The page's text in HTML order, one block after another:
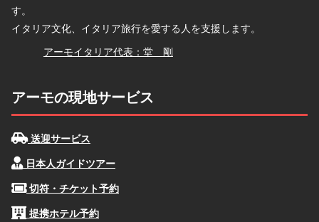
す。
イタリア文化、イタリア旅行を愛する人を支援します。
堂
アーモイタリア代表：堂 剛
アーモの現地サービス
送迎サービス
日本人ガイドツアー
切符・チケット予約
提携ホテル予約